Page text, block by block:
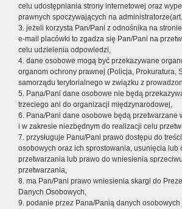
celu udostępniania strony internetowej oraz
prawnych spoczywających na
3. jeżeli korzysta Pan/Pani z odnośnika na
e-mail placówki to zgadza się Pan/Pani na
celu udzielenia odpowiedzi,
4. dane osobowe mogą być przekazywane
organom ochrony prawnej (Policja, Prokuratura,
samorządu terytorialnego w związku z
5. Pana/Pani dane osobowe nie będą
trzeciego ani do organizacji międzynarodowej,
6. Pana/Pani dane osobowe będą przetwarzane
i w zakresie niezbędnym do realizacji celu
7. przysługuje Panu/Pani prawo dostępu do
osobowych oraz ich sprostowania, usunięcia lub
przetwarzania lub prawo do wniesienia
przetwarzania,
8. ma Pan/Pani prawo wniesienia skargi do
Danych Osobowych,
9. podanie przez Pana/Panią danych osobowych